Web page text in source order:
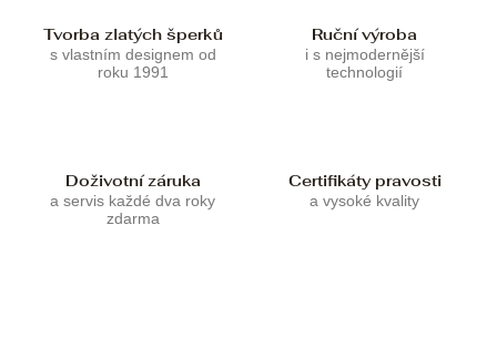
Tvorba zlatých šperků
s vlastním designem od
roku 1991
Ruční výroba
i s nejmodernější
technologií
Doživotní záruka
a servis každé dva roky
zdarma
Certifikáty pravosti
a vysoké kvality